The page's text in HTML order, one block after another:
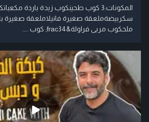
المكونات:3 كوب طحينكوب زبدة باردة
سكربيضةملعقة صغيرة فانيلاملعقة صغيرة
ملحكوب مربى فراولة&frac34; كوب ....